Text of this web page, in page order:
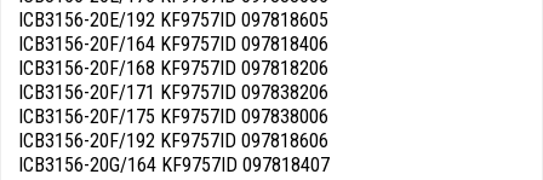
ICB3156-20E/192 KF9757ID 097818605
ICB3156-20F/164 KF9757ID 097818406
ICB3156-20F/168 KF9757ID 097818206
ICB3156-20F/171 KF9757ID 097838206
ICB3156-20F/175 KF9757ID 097838006
ICB3156-20F/192 KF9757ID 097818606
ICB3156-20G/164 KF9757ID 097818407